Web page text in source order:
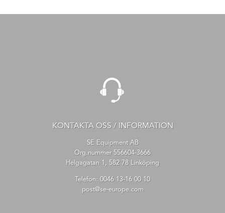
KONTAKTA OSS / INFORMATION
SE Equipment AB
Org.nummer 556604-3666
Helgagatan 1, 582 78 Linköping
Telefon: 0046 13-16 00 10
post@se-europe.com